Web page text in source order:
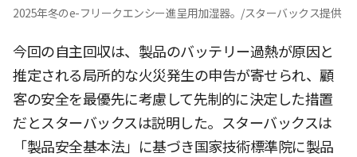
2025年冬のe-フリークエンシー進呈用加湿器。/スターバックス提供
今回の自主回収は、製品のバッテリー過熱が原因と
推定される局所的な火災発生の申告が寄せられ、顧
客の安全を最優先に考慮して先制的に決定した措置
だとスターバックスは説明した。スターバックスは
「製品安全基本法」に基づき国家技術標準院に製品